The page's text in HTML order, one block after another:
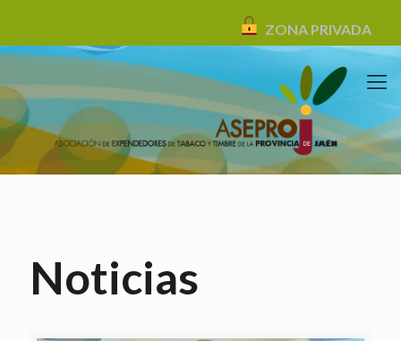
ZONA PRIVADA
Noticias